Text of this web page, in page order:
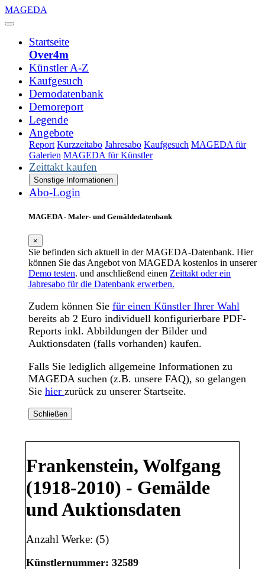
MAGEDA
Startseite
Over4m
Künstler A-Z
Kaufgesuch
Demodatenbank
Demoreport
Legende
Angebote
Report Kurzzeitabo Jahresabo Kaufgesuch MAGEDA für
Galerien MAGEDA für Künstler
Zeittakt kaufen
Sonstige Informationen
Abo-Login
MAGEDA - Maler- und Gemäldedatenbank
×
Sie befinden sich aktuell in der MAGEDA-Datenbank. Hier
können Sie das Angebot von MAGEDA kostenlos in unserer
Demo testen. und anschließend einen Zeittakt oder ein
Jahresabo für die Datenbank erwerben.
Zudem können Sie für einen Künstler Ihrer Wahl
bereits ab 2 Euro individuell konfigurierbare PDF-
Reports inkl. Abbildungen der Bilder und
Auktionsdaten (falls vorhanden) kaufen.
Falls Sie lediglich allgemeine Informationen zu
MAGEDA suchen (z.B. unsere FAQ), so gelangen
Sie hier zurück zu unserer Startseite.
Schließen
Frankenstein, Wolfgang
(1918-2010) - Gemälde
und Auktionsdaten
Anzahl Werke: (5)
Künstlernummer: 32589